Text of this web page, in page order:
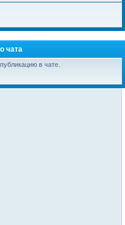
чата
в чате.